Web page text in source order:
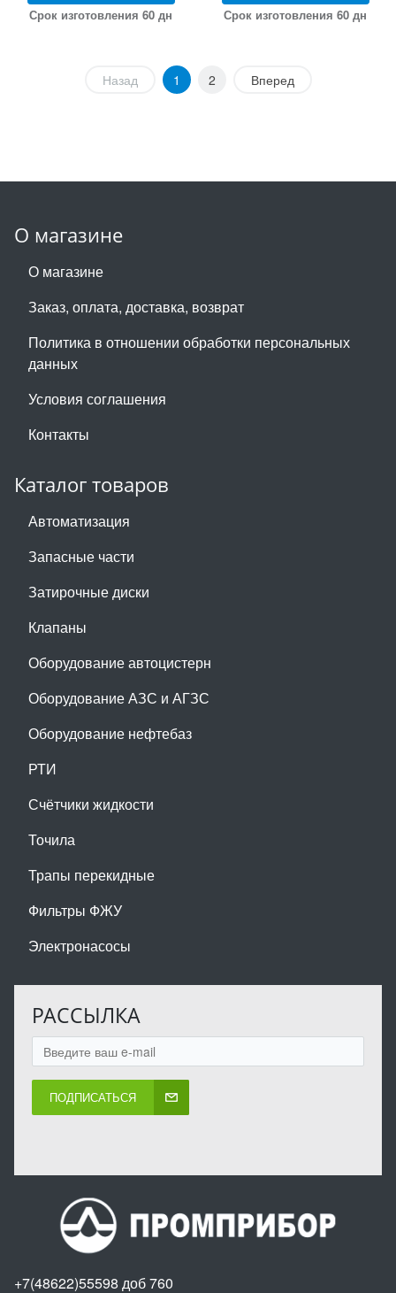
Срок изготовления 60 дн Срок изготовления 60 дн
Назад 1 2 Вперед
О магазине
О магазине
Заказ, оплата, доставка, возврат
Политика в отношении обработки персональных
данных
Условия соглашения
Контакты
Каталог товаров
Автоматизация
Запасные части
Затирочные диски
Клапаны
Оборудование автоцистерн
Оборудование АЗС и АГЗС
Оборудование нефтебаз
РТИ
Счётчики жидкости
Точила
Трапы перекидные
Фильтры ФЖУ
Электронасосы
РАССЫЛКА
ПОДПИСАТЬСЯ
+7(48622)55598 доб 760